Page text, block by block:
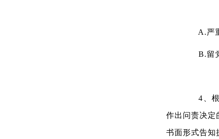
A.严
B.留
4、根
作出问责决
书面形式告知